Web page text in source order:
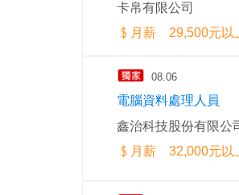
卡帛有限公司
月薪 29,500元以
08.06
電腦資料處理人員
鑫治科技股份有限公
月薪 32,000元以